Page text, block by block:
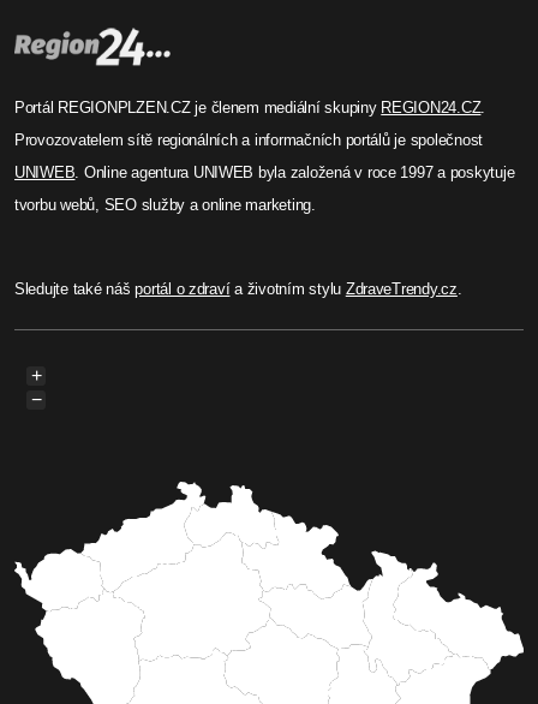
Portál REGIONPLZEN.CZ je členem mediální skupiny REGION24.CZ.
Provozovatelem sítě regionálních a informačních portálů je společnost
UNIWEB. Online agentura UNIWEB byla založená v roce 1997 a poskytuje
tvorbu webů, SEO služby a online marketing.
Sledujte také nášportál o zdravía životním stylu ZdraveTrendy.cz.
+
−